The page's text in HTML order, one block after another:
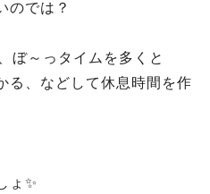
のでは？
ぼ～っタイムを多くと
る、などして休息時間を作
ょ✨